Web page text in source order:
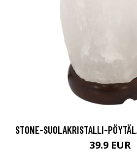
STONE-SUOLAKRISTALLI-
39.9 EUR